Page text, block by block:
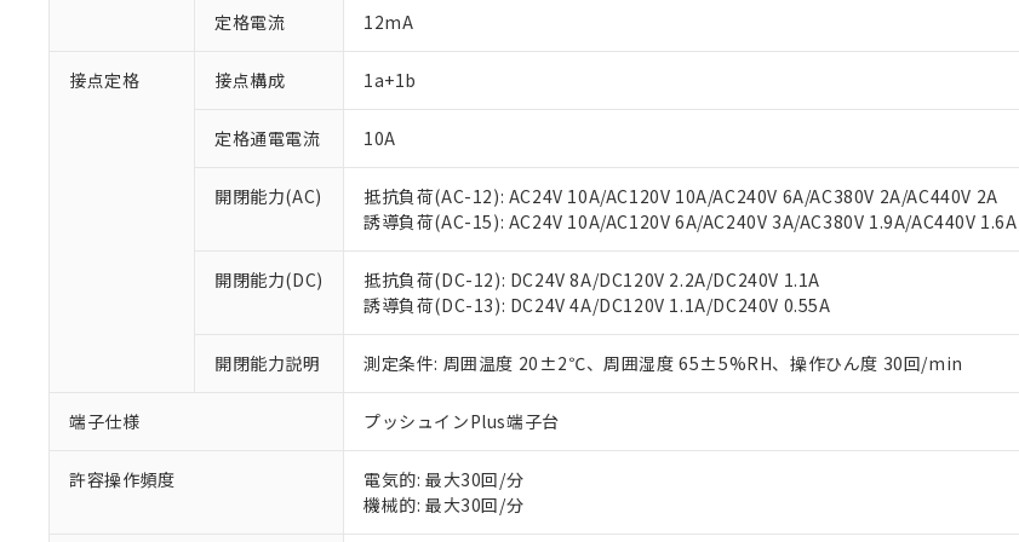
定格電流 12mA
接点定格 接点構成 1a+1b
定格通電電流 10A
開閉能力(AC)
抵抗負荷(AC-12): AC24V 10A/AC120V 10A/AC240V 6A/AC380V 2A/AC440V 2A
誘導負荷(AC-15): AC24V 10A/AC120V 6A/AC240V 3A/AC380V 1.9A/AC440V 1.6A
開閉能力(DC)
抵抗負荷(DC-12): DC24V 8A/DC120V 2.2A/DC240V 1.1A
誘導負荷(DC-13): DC24V 4A/DC120V 1.1A/DC240V 0.55A
開閉能力説明 測定条件: 周囲温度 20±2℃、周囲湿度 65±5%RH、操作ひん度 30回/min
端子仕様 プッシュインPlus端子台
許容操作頻度
電気的: 最大30回/分
機械的: 最大30回/分
ご利用条件
以下の条件をお読みいただき、同意のうえご利用ください。
本サービスは、当社制御機器事業取扱商品の当社在庫状況および標準価
くものです。
在庫状況および標準価格照会結果は、記載している更新日時点での社内デ
のであり、閲覧された時点での実際の在庫および標準価格とは異なる場合
い。
正式な納期状況および標準価格はお客様のお取引先、またはお客様担当の
当社販売員にご相談ください。
オムロン制御機器販売店や当社販売拠点は「
す。
マイパーツ機能（部品リスト作成サービス）をご利用いただくには、I-
ている必要があります。
対応予定：EU RoHS指令（10物質）の非含有に対応した製品に切り替える予定
調査・確認中：EU RoHS指令（10物質）の非含有の対応状況を調査中または確
非該当品：ライセンス料など無形物で、有害物質有無と関係のない商品です。
仕入先様の事情により、非含有部品としていたものが、含有品と判明した場合
があります。
*EU RoHS指令（10物質）：
鉛(Pb) 1000ppm以下、 水銀(Hg) 1000ppm以下、 カドミウム(Cd) 100ppm以下、
六価クロム(Cr(Ⅵ)) 1000ppm以下、ポリ臭化ビフェニル類(PBB) 1000ppm以下、ポリ臭化ジフェニル
ル（DBP） 1000ppm以下、フタル酸ジイソブチル (DIBP) 1000ppm以下
但し、RoHS指令で産業用監視および制御機器に対する適用除外項目は除く。
フタル酸エステル類の４物質については閾値を超える意図的な使用がないことを確認しています。
※2 対応予定月
※1 中国RoHS○×表
「×」：最大均質材料含有率が中国RoHSの基準値を超えていることを示します
「－」：未確認です。当社販売部門へお問い合わせください。
*中国RoHS10物質の基準値 (GB/T26572)：
Pb(鉛) :1000ppm、 Hg(水銀) : 1000ppm、 Cd(カドミウム) : 100ppm、
Cr(Ⅵ)(六価クロム) : 1000ppm、 PBBs(ポリ臭化ビフェニル類) : 1000ppm、 PBDEs(ポリ臭化ジフェ
DBP(フタル酸ジブチル) : 1000ppm、 DIBP(フタル酸ジイソブチル) : 1000ppm、 BBP(フタル酸ブチ
DEHP(フタル酸ビス(2-エチルヘキシル)) : 1000ppm
※2 環境保護使用期限
「ｅ」：有害物質（10物質）のすべてが基準値以下であることを示します。
「10」：通常の使用状況下において有害物質が外部に漏えいし、環境に深刻な
当社は、これら貴社製品のうち、外国為替および外国貿易法に定める商品
う）を輸出または国外への提供する場合は、日本国政府の輸出許可(また
当社は規制貨物を破棄する場合は、完全に破砕するなど、違法に輸出され
ます。
当社は貴社製品を、核兵器、ミサイル、化学兵器、生物兵器またはその他
置等に一切使用いたしません。
当社は、貴社製品を第三者に販売する場合は、上記1、2および3の内容を
また当社は、販売先および販売に係わる関係者が違法に輸出するおそれが
記
号
説明
○ 一定数以上の在庫あり
△ 一定数には満たないが在庫あり
－
在庫なし(最新の在庫状況については、お客様のお取引先、またはお
機器販売店・当社販売員にご確認ください)
空
受注生産機種、また在庫状況の情報を公開していない機種